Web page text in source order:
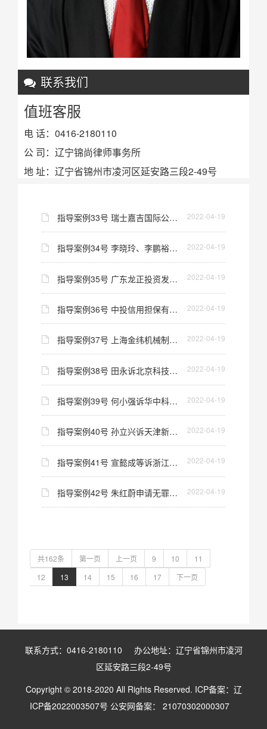
联系我们
值班客服
电 话：0416-2180110
公 司：辽宁锦尚律师事务所
地 址：辽宁省锦州市凌河区延安路三段2-49号
指导案例33号 瑞士嘉吉国际公司 诉福建金石制油有限公司等 确认合同无效纠纷案 2022-04-19
指导案例34号 李晓玲、李鹏裕申请执行 厦门海洋实业（集团）股份有限公司、厦门海洋实业总公司 执行复议案 2022-04-19
指导案例35号 广东龙正投资发展有限公司与广东景茂拍卖行有限公司 委托拍卖执行复议案 2022-04-19
指导案例36号 中投信用担保有限公司与海通证券股份有限公司等证券权益纠纷执行复议案 2022-04-19
指导案例37号 上海金纬机械制造有限公司与瑞士瑞泰克公司仲裁裁决执行复议案 2022-04-19
指导案例38号 田永诉北京科技大学拒绝颁发毕业证、学位证案 2022-04-19
指导案例39号 何小强诉华中科技大学拒绝授予学位案 2022-04-19
指导案例40号 孙立兴诉天津新技术产业园区劳动人事局工伤认定案 2022-04-19
指导案例41号 宣懿成等诉浙江省衢州市国土资源局收回国有土地使用权案 2022-04-19
指导案例42号 朱红蔚申请无罪逮捕赔偿案 2022-04-19
共162条 第一页 上一页 9 10
11
12
13 14 15 16 17 下一页
联系方式：0416-2180110 办公地址：辽宁省锦州市凌河
区延安路三段2-49号
Copyright © 2018-2020 All Rights Reserved. ICP备案： 辽
ICP备2022003507号 公安网备案： 21070302000307